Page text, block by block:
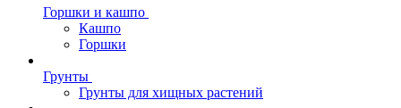
Горшки и кашпо
Кашпо
Горшки
Грунты
Грунты для хищных растений